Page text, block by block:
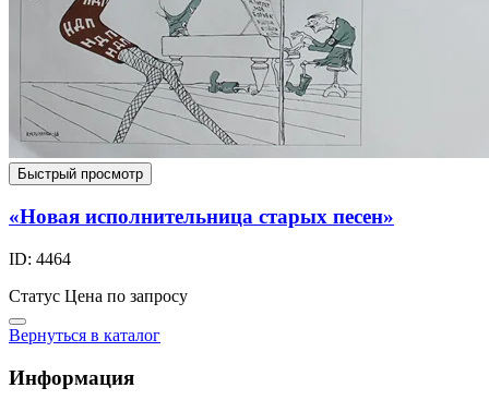
Быстрый просмотр
«Новая исполнительница старых песен»
ID: 4464
Статус Цена по запросу
Вернуться в каталог
Информация